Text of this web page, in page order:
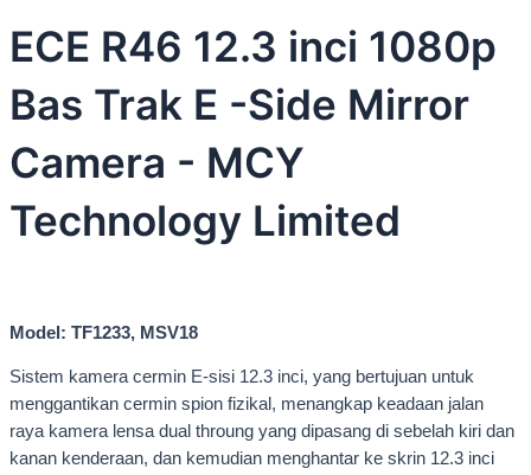
ECE R46 12.3 inci 1080p
Bas Trak E -Side Mirror
Camera - MCY
Technology Limited
Model: TF1233, MSV18
Sistem kamera cermin E-sisi 12.3 inci, yang bertujuan untuk
menggantikan cermin spion fizikal, menangkap keadaan jalan
raya kamera lensa dual throung yang dipasang di sebelah kiri dan
kanan kenderaan, dan kemudian menghantar ke skrin 12.3 inci